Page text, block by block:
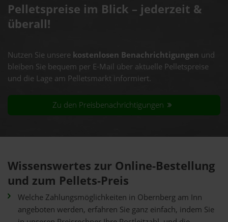
Pelletspreise im Blick – jederzeit &
überall!
Nutzen Sie unsere kostenlosen Benachrichtigungen und
bleiben Sie bequem per E-Mail über aktuelle Pelletspreise
und die Lage am Pelletsmarkt informiert.
Zu den Preisbenachrichtigungen
Wissenswertes zur Online-Bestellung
und zum Pellets-Preis
Welche Zahlungsmöglichkeiten in Obernberg am Inn
angeboten werden, erfahren Sie ganz einfach, indem Sie